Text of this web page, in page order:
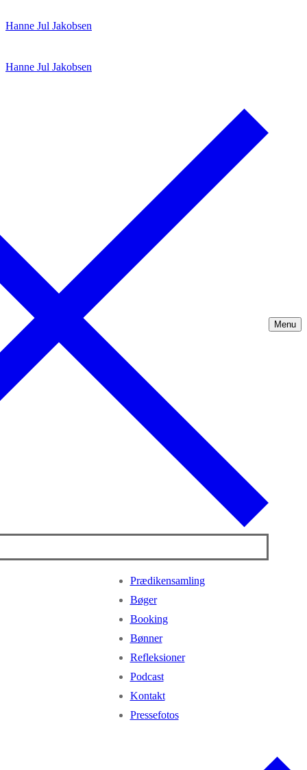
til
Hanne Jul Jakobsen
Hanne Jul Jakobsen
Menu
Prædikensamling
Bøger
Booking
Bønner
Refleksioner
Podcast
Kontakt
Pressefotos